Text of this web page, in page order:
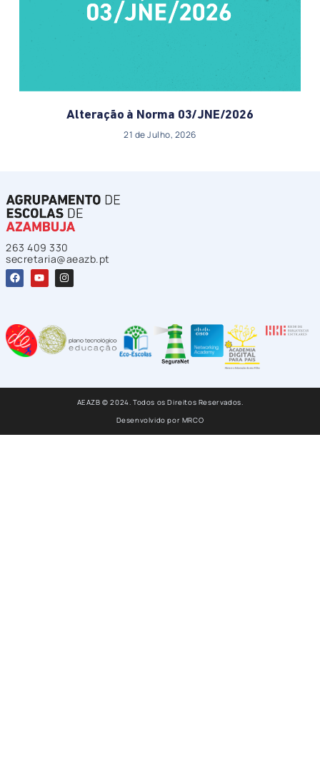
Alteração à Norma 03/JNE/2026
21 de Julho, 2026
263 409 330
secretaria@aeazb.pt
AEAZB © 2024. Todos os Direitos Reservados.
Desenvolvido por MRCO